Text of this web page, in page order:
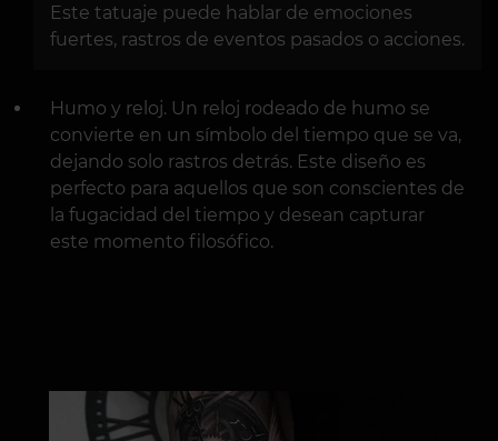
Este tatuaje puede hablar de emociones
fuertes, rastros de eventos pasados o acciones.
Humo y reloj. Un reloj rodeado de humo se
convierte en un símbolo del tiempo que se va,
dejando solo rastros detrás. Este diseño es
perfecto para aquellos que son conscientes de
la fugacidad del tiempo y desean capturar
este momento filosófico.